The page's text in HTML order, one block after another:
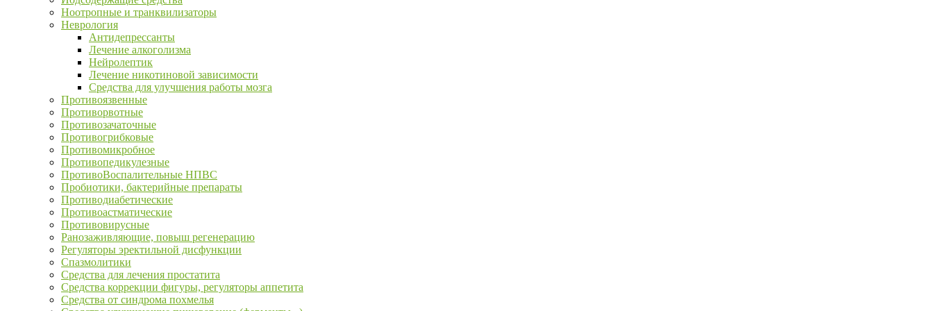
Ноотропные и транквилизаторы
Неврология
Антидепрессанты
Лечение алкоголизма
Нейролептик
Лечение никотиновой зависимости
Средства для улучшения работы мозга
Противоязвенные
Противорвотные
Противозачаточные
Противогрибковые
Противомикробное
Противопедикулезные
ПротивоВоспалительные НПВС
Пробиотики, бактерийные препараты
Противодиабетические
Противоастматические
Противовирусные
Ранозаживляющие, повыш регенерацию
Регуляторы эректильной дисфункции
Спазмолитики
Средства для лечения простатита
Средства коррекции фигуры, регуляторы аппетита
Средства от синдрома похмелья